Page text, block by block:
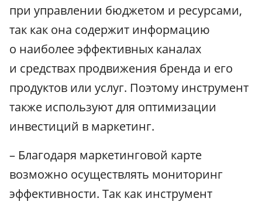
при управлении бюджетом и ресурсами,
так как она содержит информацию
о наиболее эффективных каналах
и средствах продвижения бренда и его
продуктов или услуг. Поэтому инструмент
также используют для оптимизации
инвестиций в маркетинг.
– Благодаря маркетинговой карте
возможно осуществлять мониторинг
эффективности. Так как инструмент